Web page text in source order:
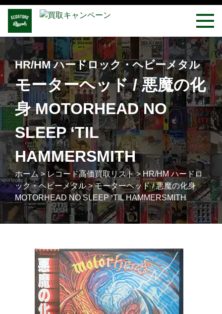
HR/HM ハードロック・ヘビーメタル
モーターヘッド / 悪魔の化
身 MOTORHEAD NO
SLEEP ‘TIL
HAMMERSMITH
ホーム> レコード高価買取リスト>HR/HM ハードロ
ック・ヘビーメタル>モーターヘッド / 悪魔の化身
MOTORHEAD NO SLEEP ‘TIL HAMMERSMITH